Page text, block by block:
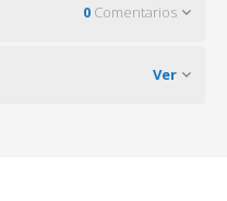
0 Comentarios
Ver